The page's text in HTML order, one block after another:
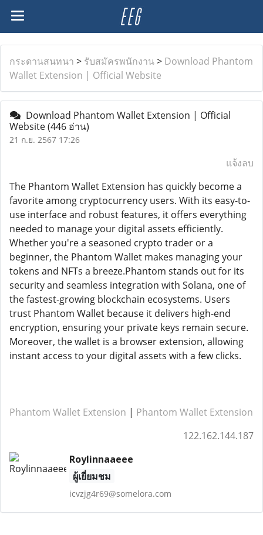
กระดานสนทนา > รับสมัครพนักงาน> Download Phantom
Wallet Extension | Official Website
Download Phantom Wallet Extension | Official
Website(446 อ่าน)
21 ก.ย. 2567 17:26
แจ้งลบ
The Phantom Wallet Extension has quickly become a
favorite among cryptocurrency users. With its easy-to-
use interface and robust features, it offers everything
needed to manage your digital assets efficiently.
Whether you're a seasoned crypto trader or a
beginner, the Phantom Wallet makes managing your
tokens and NFTs a breeze.Phantom stands out for its
security and seamless integration with Solana, one of
the fastest-growing blockchain ecosystems. Users
trust Phantom Wallet because it delivers high-end
encryption, ensuring your private keys remain secure.
Moreover, the wallet is a browser extension, allowing
instant access to your digital assets with a few clicks.
Phantom Wallet Extension | Phantom Wallet Extension
122.162.144.187
Roylinnaaeee
ผู้เยี่ยมชม
icvzjg4r69@somelora.com